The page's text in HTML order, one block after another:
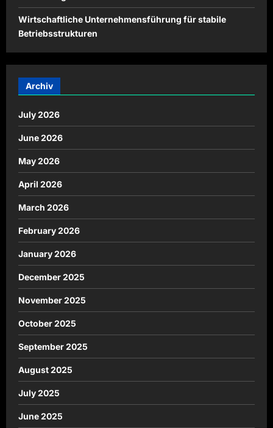
Wirtschaftliche Unternehmensführung für stabile
Betriebsstrukturen
Archiv
July 2026
June 2026
May 2026
April 2026
March 2026
February 2026
January 2026
December 2025
November 2025
October 2025
September 2025
August 2025
July 2025
June 2025